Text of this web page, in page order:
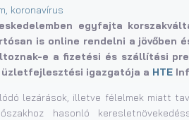
, koronavírus
egyfajta
is online rendelni a jövőben
e a fizetési és szállítási
igazgatója a HTE
lezárások, illetve félelmek miatt
hasonló